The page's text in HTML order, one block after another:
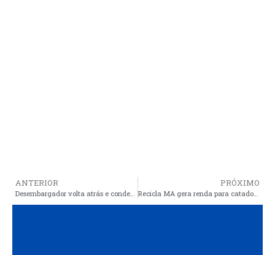
ANTERIOR PRÓXIMO
Recicla MA gera renda para catadores e incentiva reciclagem em outros municípios maranhenses